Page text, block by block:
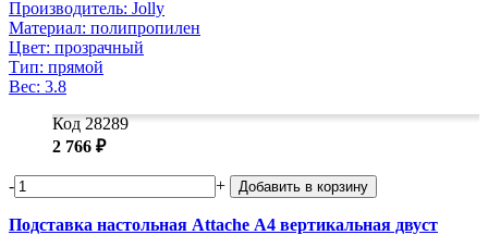
Производитель: Jolly
Материал: полипропилен
Цвет: прозрачный
Тип: прямой
Вес: 3.8
Код 28289
2 766 ₽
- + Добавить в корзину
Подставка настольная Attache А4 вертикальная двуст